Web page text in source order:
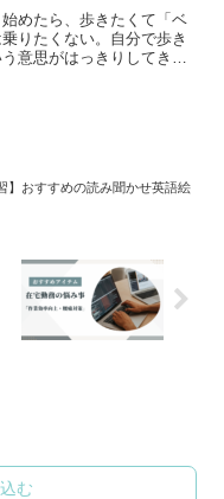
めたら、歩きたくて「ベ
りたくない。自分で歩き
意思がはっきりしてきま
】おすすめの読み聞かせ英語絵
む